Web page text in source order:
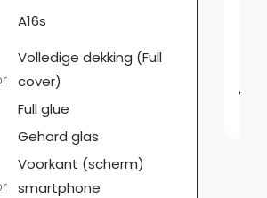
A16s
Volledige dekking (Full
cover)
Full glue
Gehard glas
Voorkant (scherm)
smartphone
€